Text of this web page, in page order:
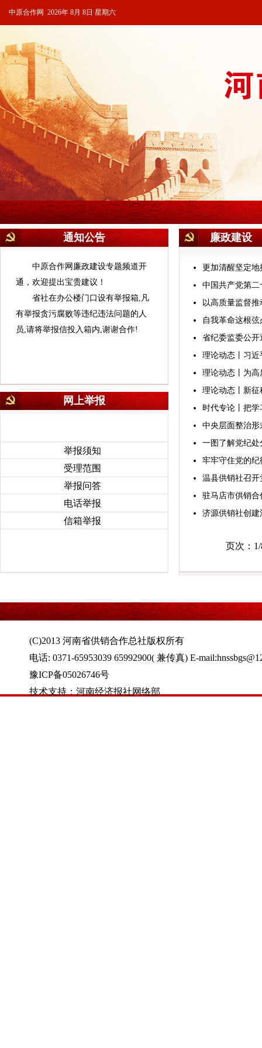
中原合作网 2026年 8月 8日 星期六
通知公告
中原合作网廉政建设专题频道开
通，欢迎提出宝贵建议！
省社在办公楼门口设有举报箱,凡
有举报贪污腐败等违纪违法问题的人
员,请将举报信投入箱内,谢谢合作!
网上举报
举报须知
受理范围
举报问答
电话举报
信箱举报
廉政建设
更加清醒坚定
中国共产党第
以高质量监督
自我革命这根
省纪委监委公
理论动态丨习近
理论动态丨为
理论动态丨新
时代专论丨把
中央层面整治
一图了解党纪处
牢牢守住党的
温县供销社召
驻马店市供销
济源供销社创
页次：
(C)2013 河南省供销合作总社版权所有
电话: 0371-65953039 65992900( 兼传真) E-
豫ICP备05026746号
技术支持：河南经济报社网络部